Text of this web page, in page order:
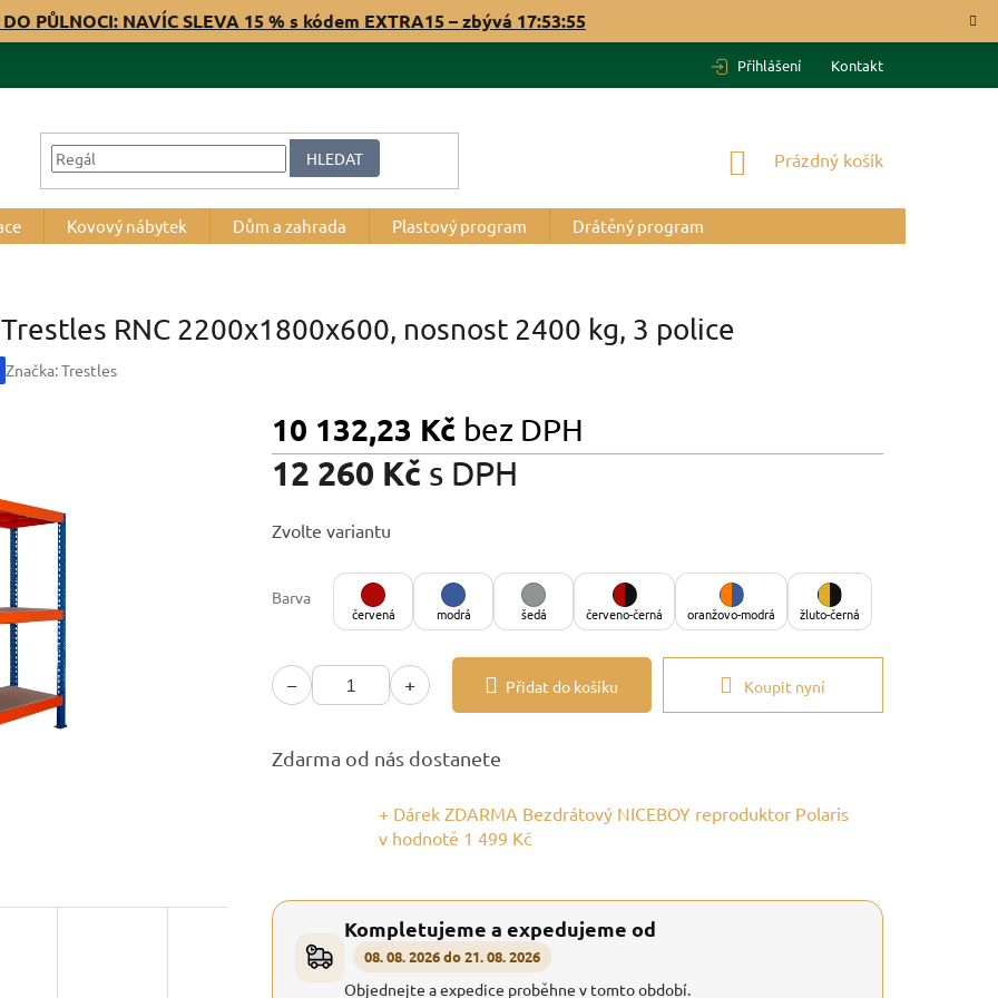
DO PŮLNOCI: NAVÍC SLEVA 15 % s kódem EXTRA15 – zbývá 17:53:54
Přihlášení Kontakt
HLEDAT
NÁKUPNÍ
Prázdný košík
Kovový nábytek Dům a zahrada Plastový program Drátěný program
RNC 2200x1800x600, nosnost 2400 kg, 3 police
Značka:Trestles
10 132,23 Kč bez DPH
12 260 Kč s DPH
cena:
Zvolte variantu
Barva
červená modrá šedá červeno-černá oranžovo-modrá žluto-černá
− + Přidat do košíku Koupit nyní
Zdarma od nás dostanete
+ Dárek ZDARMA Bezdrátový NICEBOY reproduktor Polaris
v hodnotě 1 499 Kč
Kompletujeme a expedujeme od
08. 08. 2026 do 21. 08. 2026
Objednejte a expedice proběhne v tomto období.